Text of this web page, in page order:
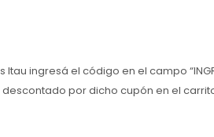
ingresá el código en el campo
por dicho cupón en el